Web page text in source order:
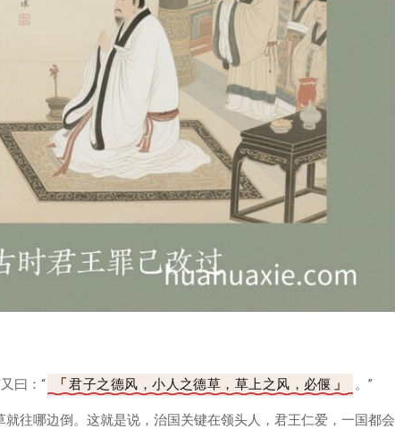
又曰：“ 君子之德风，小人之德草，草上之风，必偃 。”
往哪边倒。这就是说，治国关键在领头人，君王仁爱，一国都会